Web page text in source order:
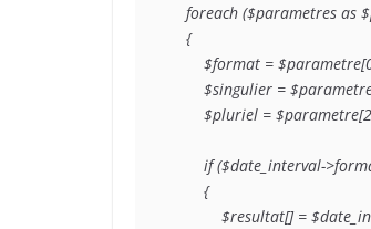
foreach ($parametres as
{
$format =
$singulier =
$pluriel =
if ($date_interval-
{
$resultat[] =